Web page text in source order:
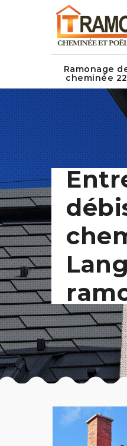
Ramonage
cheminée 22